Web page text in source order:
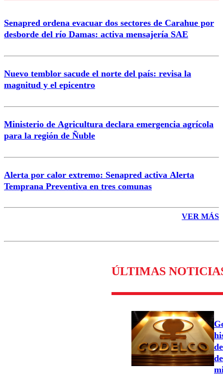
Correo
Senapred ordena evacuar dos sectores de Carahue por
desborde del río Damas: activa mensajería SAE
Nuevo temblor sacude el norte del país: revisa la
magnitud y el epicentro
Ministerio de Agricultura declara emergencia agrícola
para la región de Ñuble
Alerta por calor extremo: Senapred activa Alerta
Temprana Preventiva en tres comunas
VER MÁS
ÚLTIMAS